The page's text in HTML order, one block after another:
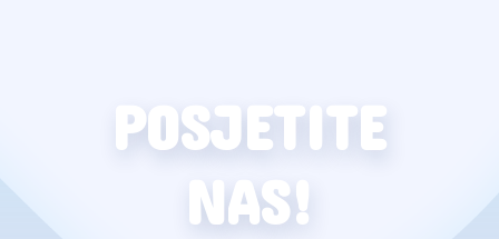
POSJETITE
NAS!